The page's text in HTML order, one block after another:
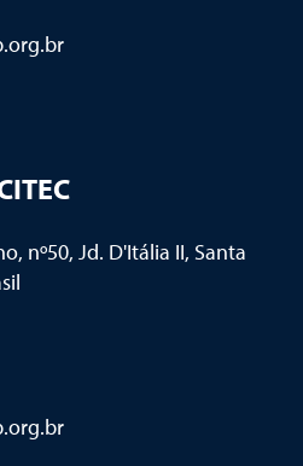
nº50, Jd. D'Itália II, Santa